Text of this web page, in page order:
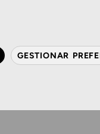
Audiología
GESTIONAR